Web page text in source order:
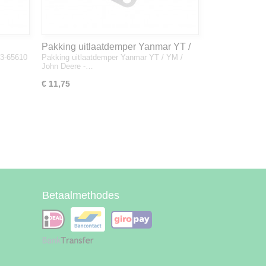
65610
Pakking uitlaatdemper Yanmar YT /
YM / John Deere - 128300-13230
Pakking uitlaatdemper Yanmar YT / YM /
John Deere -…
€ 11,75
Betaalmethodes